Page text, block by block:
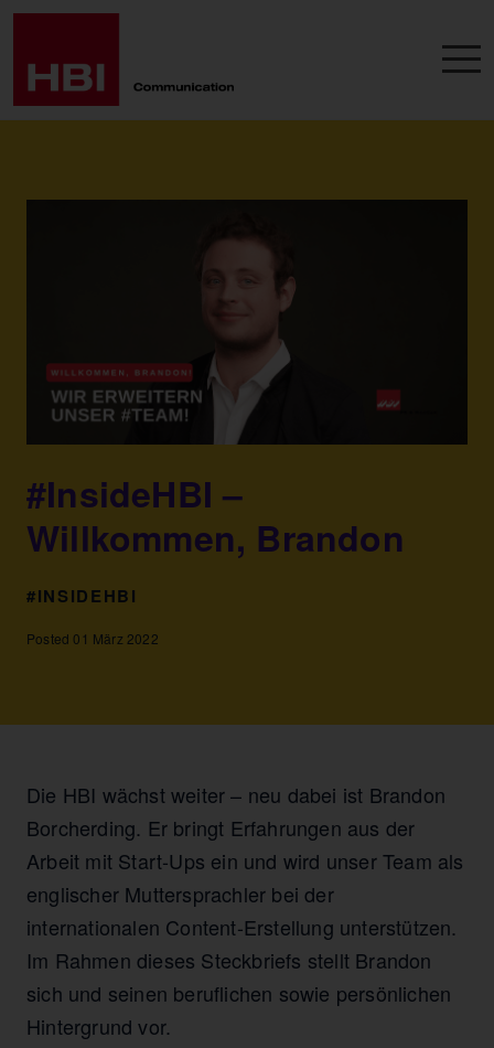
#InsideHBI –
Willkommen, Brandon
#INSIDEHBI
Posted 01 März 2022
Die HBI wächst weiter – neu dabei ist Brandon
Borcherding. Er bringt Erfahrungen aus der
Arbeit mit Start-Ups ein und wird unser Team als
englischer Muttersprachler bei der
internationalen Content-Erstellung unterstützen.
Im Rahmen dieses Steckbriefs stellt Brandon
sich und seinen beruflichen sowie persönlichen
Hintergrund vor.